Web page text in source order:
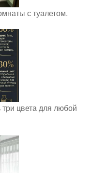
с туалетом.
цвета для любой